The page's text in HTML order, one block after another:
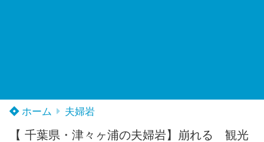
ホーム 夫婦岩
【 千葉県・津々ヶ浦の夫婦岩】崩れる 観光